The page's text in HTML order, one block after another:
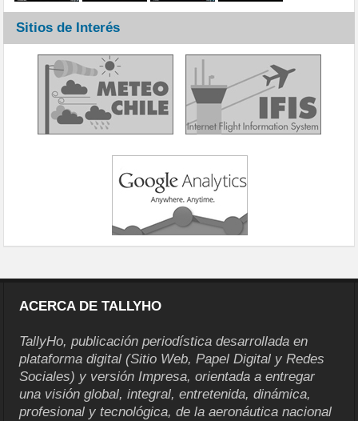
Sitios de Interés
ACERCA DE TALLYHO
TallyHo, publicación periodística desarrollada en
plataforma digital (Sitio Web, Papel Digital y Redes
Sociales) y versión Impresa, orientada a entregar
una visión global, integral, entretenida, dinámica,
profesional y tecnológica, de la aeronáutica nacional